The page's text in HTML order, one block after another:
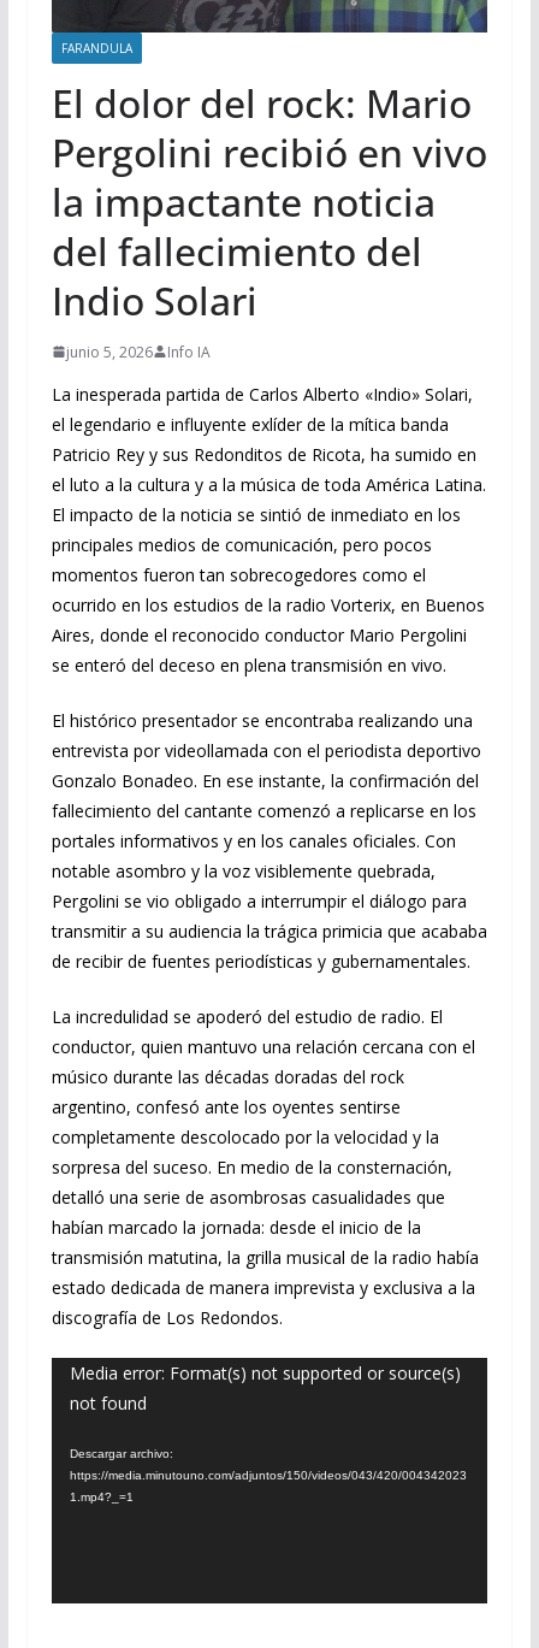
FARANDULA
El dolor del rock: Mario
Pergolini recibió en vivo
la impactante noticia
del fallecimiento del
Indio Solari
junio 5, 2026 Info IA
La inesperada partida de Carlos Alberto «Indio» Solari,
el legendario e influyente exlíder de la mítica banda
Patricio Rey y sus Redonditos de Ricota, ha sumido en
el luto a la cultura y a la música de toda América Latina.
El impacto de la noticia se sintió de inmediato en los
principales medios de comunicación, pero pocos
momentos fueron tan sobrecogedores como el
ocurrido en los estudios de la radio Vorterix, en Buenos
Aires, donde el reconocido conductor Mario Pergolini
se enteró del deceso en plena transmisión en vivo.
El histórico presentador se encontraba realizando una
entrevista por videollamada con el periodista deportivo
Gonzalo Bonadeo. En ese instante, la confirmación del
fallecimiento del cantante comenzó a replicarse en los
portales informativos y en los canales oficiales. Con
notable asombro y la voz visiblemente quebrada,
Pergolini se vio obligado a interrumpir el diálogo para
transmitir a su audiencia la trágica primicia que acababa
de recibir de fuentes periodísticas y gubernamentales.
La incredulidad se apoderó del estudio de radio. El
conductor, quien mantuvo una relación cercana con el
músico durante las décadas doradas del rock
argentino, confesó ante los oyentes sentirse
completamente descolocado por la velocidad y la
sorpresa del suceso. En medio de la consternación,
detalló una serie de asombrosas casualidades que
habían marcado la jornada: desde el inicio de la
transmisión matutina, la grilla musical de la radio había
estado dedicada de manera imprevista y exclusiva a la
discografía de Los Redondos.
Reproductor
de
Media error: Format(s) not supported or source(s)
not found
Descargar archivo:
https://media.minutouno.com/adjuntos/150/videos/043/420/004342023
1.mp4?_=1